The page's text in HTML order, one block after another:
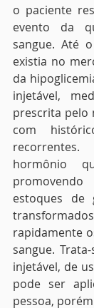
o paciente
evento da
sangue. Até
existia no
da
injetável,
prescrita pelo
com
hormônio
estoques de
rapidamente
sangue.
injetável, de
pode ser
pessoa,